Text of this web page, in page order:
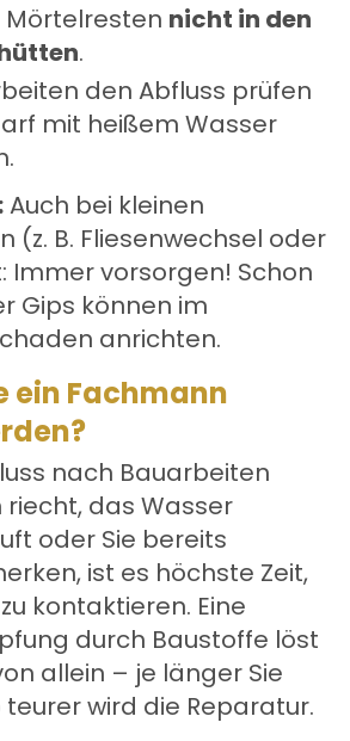
Mörtelresten nicht in den
.
den Abfluss prüfen
mit heißem Wasser
Auch bei kleinen
(z. B. Fliesenwechsel oder
Immer vorsorgen! Schon
Gips können im
anrichten.
ein Fachmann
nach Bauarbeiten
das Wasser
oder Sie bereits
ist es höchste Zeit,
kontaktieren. Eine
durch Baustoffe löst
allein – je länger Sie
wird die Reparatur.